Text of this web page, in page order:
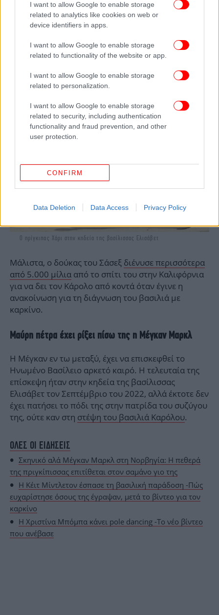
I want to allow Google to enable storage
related to analytics like cookies on web or
device identifiers in apps.
I want to allow Google to enable storage
related to functionality of the website or app.
I want to allow Google to enable storage
related to personalization.
I want to allow Google to enable storage
related to security, including authentication
functionality and fraud prevention, and other
user protection.
CONFIRM
Data Deletion Data Access Privacy Policy
Ο πρίγκιπας Χάρι στην κηδεία της βασίλισσας Ελισάβετ
Μάλιστα, ο δούκας του Σάσεξ διένυσε περισσότερα
από 5.000 μίλια από το σπίτι του στην Καλιφόρνια
για να δει τον Κάρολο από κοντά όταν έγινε η
ανακοίνωση για τη διάγνωση του βασιλιά με
καρκίνο.
Μαύρη πέτρα έχει ρίξει πίσω της η Μέγκαν Μαρκλ
Η Μέγκαν εν τω μεταξύ, έχει να επισκεφθεί το
Ηνωμένο Βασίλειο αρκετό καιρό. Η τελευταία της
επίσκεψη ήταν στην κηδεία της βασίλισσας
Ελισάβετ τον Σεπτέμβριο του 2022, αλλά έκτοτε δεν
έχει πατήσει το πόδι της στην πατρίδα του συζύγου
της, ούτε καν στη στέψη του βασιλιά Καρόλου.
ΟΛΕΣ ΟΙ ΕΙΔΗΣΕΙΣ
Σκηνικό αλά Μέγκαν Μαρκλ στη Νορβηγία: Η πεθερά
της πριγκίπισσας επιτίθεται στον σαμάνο γιο της
H Κέιτ Μίντλετον έσπασε τη βασιλική παράδοση -Πώς
ευχαρίστησε όσους της έγραψαν, μετά το βίντεο για τον
καρκίνο
Η Xριστίνα Μπόμπα κάνει pole dancing -Το νέο βίντεο
που ανέβασε